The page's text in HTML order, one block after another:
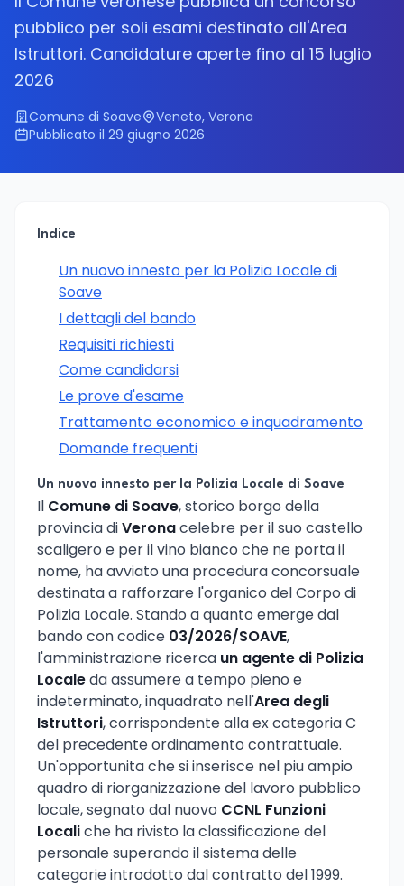
pubblico per soli esami destinato all'Area
Istruttori. Candidature aperte fino al 15 luglio
2026
Comune di Soave
Veneto, Verona
Pubblicato il 29 giugno 2026
Indice
Un nuovo innesto per la Polizia Locale di
Soave
I dettagli del bando
Requisiti richiesti
Come candidarsi
Le prove d'esame
Trattamento economico e inquadramento
Domande frequenti
Un nuovo innesto per la Polizia Locale di Soave
Il Comune di Soave, storico borgo della
provincia diVeronacelebre per il suo castello
scaligero e per il vino bianco che ne porta il
nome, ha avviato una procedura concorsuale
destinata a rafforzare l'organico del Corpo di
Polizia Locale. Stando a quanto emerge dal
bando con codice 03/2026/SOAVE,
l'amministrazione ricerca un agente di Polizia
Localeda assumere a tempo pieno e
indeterminato, inquadrato nell'Area degli
Istruttori, corrispondente alla ex categoria C
del precedente ordinamento contrattuale.
Un'opportunita che si inserisce nel piu ampio
quadro di riorganizzazione del lavoro pubblico
locale, segnato dal nuovo CCNL Funzioni
Localiche ha rivisto la classificazione del
personale superando il sistema delle
categorie introdotto dal contratto del 1999.